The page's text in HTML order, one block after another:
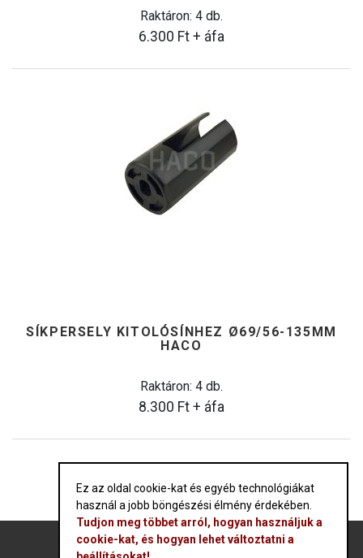
Raktáron: 4 db.
6.300 Ft + áfa
SÍKPERSELY KITOLÓSÍNHEZ Ø69/56-135MM
HACO
Raktáron: 4 db.
8.300 Ft + áfa
Ez az oldal cookie-kat és egyéb technológiákat
használ a jobb böngészési élmény érdekében.
Tudjon meg többet arról, hogyan használjuk a
cookie-kat, és hogyan lehet változtatni a